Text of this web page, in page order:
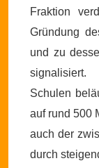
Fraktion
Gründung
und zu
signalisiert.
Schulen
auf rund 500
auch der
durch